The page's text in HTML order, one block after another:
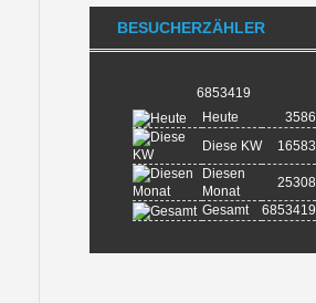
BESUCHERZÄHLER
6853419
Heute
3586
Diese KW
16583
Diesen
Monat
25308
Gesamt
6853419